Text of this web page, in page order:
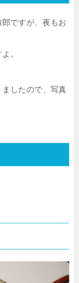
ですが、夜もお
。
したので、写真